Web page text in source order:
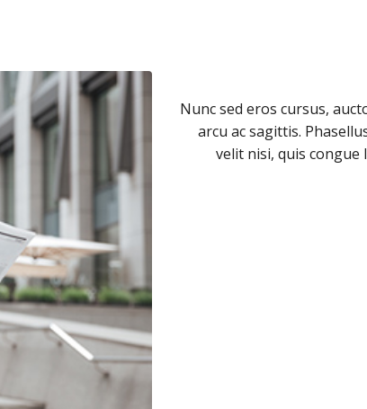
Nunc sed eros cursus,
arcu ac sagittis.
velit nisi, quis congue